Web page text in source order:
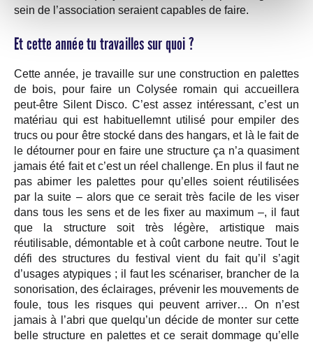
sein de l’association seraient capables de faire.
Et cette année tu travailles sur quoi ?
Cette année, je travaille sur une construction en palettes
de bois, pour faire un Colysée romain qui accueillera
peut-être Silent Disco. C’est assez intéressant, c’est un
matériau qui est habituellemnt utilisé pour empiler des
trucs ou pour être stocké dans des hangars, et là le fait de
le détourner pour en faire une structure ça n’a quasiment
jamais été fait et c’est un réel challenge. En plus il faut ne
pas abimer les palettes pour qu’elles soient réutilisées
par la suite – alors que ce serait très facile de les viser
dans tous les sens et de les fixer au maximum –, il faut
que la structure soit très légère, artistique mais
réutilisable, démontable et à coût carbone neutre. Tout le
défi des structures du festival vient du fait qu’il s’agit
d’usages atypiques ; il faut les scénariser, brancher de la
sonorisation, des éclairages, prévenir les mouvements de
foule, tous les risques qui peuvent arriver… On n’est
jamais à l’abri que quelqu’un décide de monter sur cette
belle structure en palettes et ce serait dommage qu’elle